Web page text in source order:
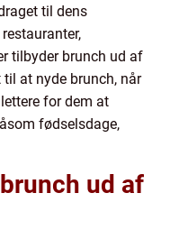
til dens
tilbyder brunch ud af
at nyde brunch, når
for dem at
fødselsdage,
ud af